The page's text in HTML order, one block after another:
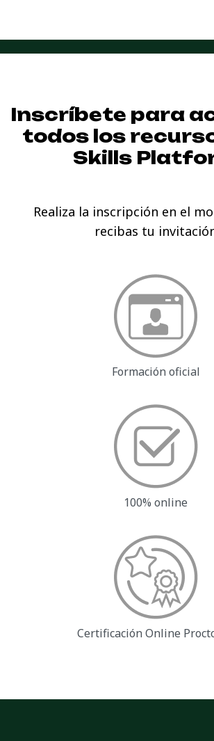
Inscríbete para
todos los
Skills
Realiza la inscripción en el
recibas tu
Formación oficial
100% online
Certificación Online